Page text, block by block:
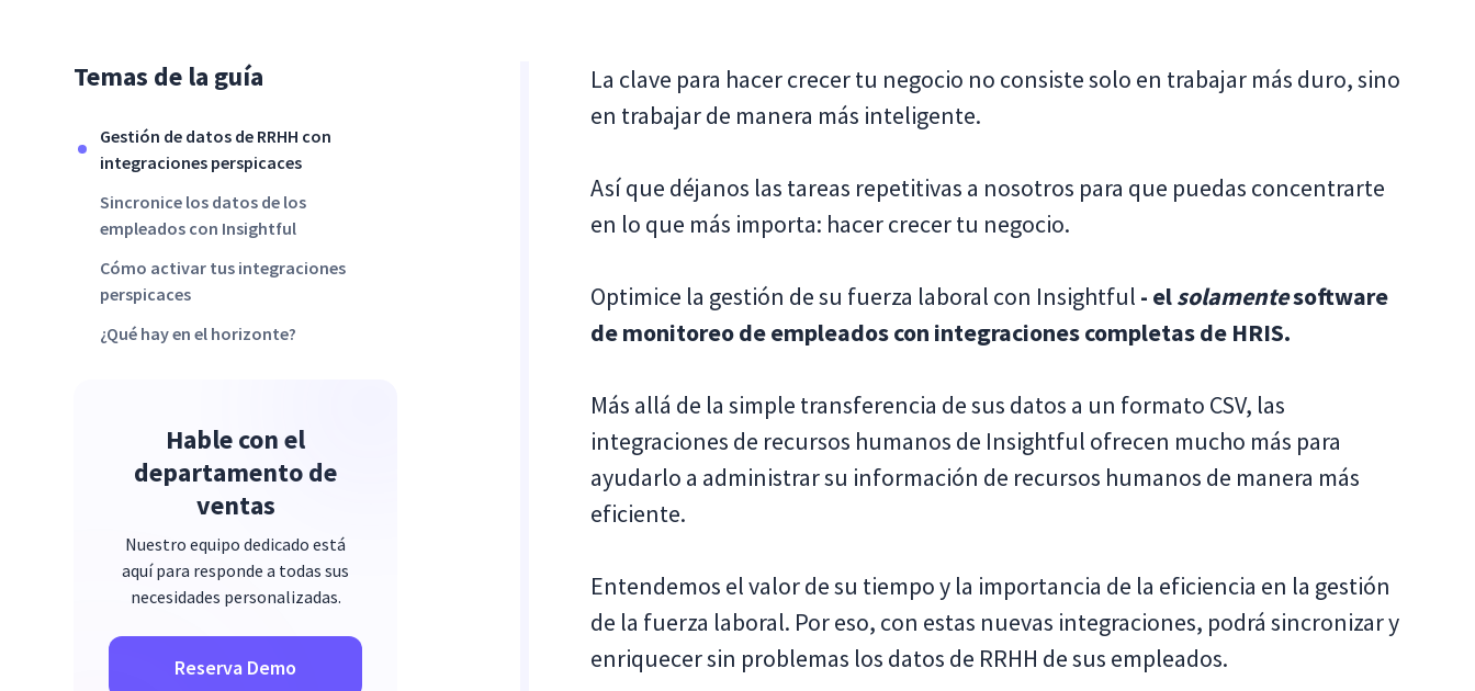
Temas de la guía
Gestión de datos de RRHH con
integraciones perspicaces
Sincronice los datos de los
empleados con Insightful
Cómo activar tus integraciones
perspicaces
¿Qué hay en el horizonte?
Hable con el
departamento de
ventas
Nuestro equipo dedicado está
aquí para responde a todas sus
necesidades personalizadas.
Reserva Demo
La clave para hacer crecer tu negocio no consiste solo en trabajar más duro, sino
en trabajar de manera más inteligente.
Así que déjanos las tareas repetitivas a nosotros para que puedas concentrarte
en lo que más importa: hacer crecer tu negocio.
Optimice la gestión de su fuerza laboral con Insightful - elsolamentesoftware
de monitoreo de empleados con integraciones completas de HRIS.
Más allá de la simple transferencia de sus datos a un formato CSV, las
integraciones de recursos humanos de Insightful ofrecen mucho más para
ayudarlo a administrar su información de recursos humanos de manera más
eficiente.
Entendemos el valor de su tiempo y la importancia de la eficiencia en la gestión
de la fuerza laboral. Por eso, con estas nuevas integraciones, podrá sincronizar y
enriquecer sin problemas los datos de RRHH de sus empleados.